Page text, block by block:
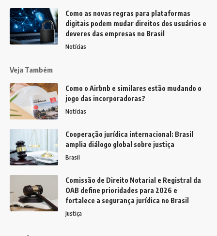
Como as novas regras para plataformas
digitais podem mudar direitos dos usuários e
deveres das empresas no Brasil
Notícias
Veja Também
Como o Airbnb e similares estão mudando o
jogo das incorporadoras?
Notícias
Cooperação jurídica internacional: Brasil
amplia diálogo global sobre justiça
Brasil
Comissão de Direito Notarial e Registral da
OAB define prioridades para 2026 e
fortalece a segurança jurídica no Brasil
Justiça